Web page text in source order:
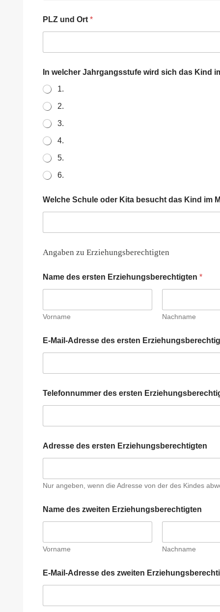
u
n
g
b
r
c
t
i
g
t
e
n
K
i
z
w
i
e
PLZ und Ort *
In welcher Jahrgangsstufe wird sich das Kind
1.
2.
3.
4.
5.
6.
Welche Schule oder Kita besucht das Kind im
Angaben zu Erziehungsberechtigten
Name des ersten Erziehungsberechtigten *
Vorname Nachname
E-Mail-Adresse des ersten
Telefonnummer des ersten
Adresse des ersten Erziehungsberechtigten
Nur angeben, wenn die Adresse von der des Kindes
Name des zweiten Erziehungsberechtigten
Vorname Nachname
E-Mail-Adresse des zweiten